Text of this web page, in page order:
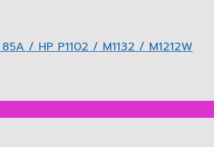
/ HP P1102 / M1132 / M1212W